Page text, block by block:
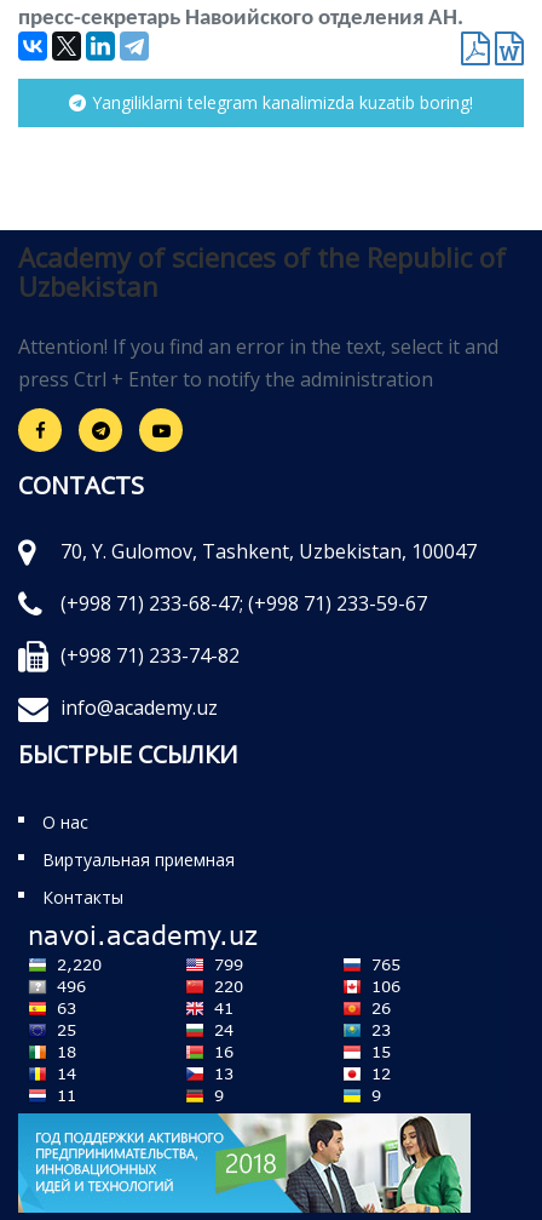
пресс-секретарь Навоийского отделения АН.
Yangiliklarni telegram kanalimizda kuzatib boring!
Academy of sciences of the Republic of
Uzbekistan
Attention! If you find an error in the text, select it and
press Ctrl + Enter to notify the administration
CONTACTS
70, Y. Gulomov, Tashkent, Uzbekistan, 100047
(+998 71) 233-68-47; (+998 71) 233-59-67
(+998 71) 233-74-82
info@academy.uz
БЫСТРЫЕ ССЫЛКИ
О нас
Виртуальная приемная
Контакты